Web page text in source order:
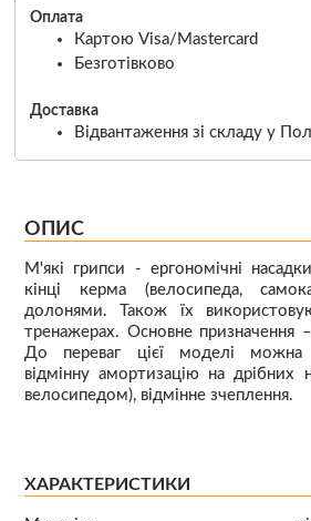
Оплата
Картою Visa/Mastercard
Безготівково
Доставка
Відвантаження зі складу у
ОПИС
М'які грипси - ергономічні
кінці керма (велосипеда,
долонями. Також їх
тренажерах. Основне призначення
До переваг цієї моделі можна
відмінну амортизацію на дрібних
велосипедом), відмінне зчеплення.
ХАРАКТЕРИСТИКИ